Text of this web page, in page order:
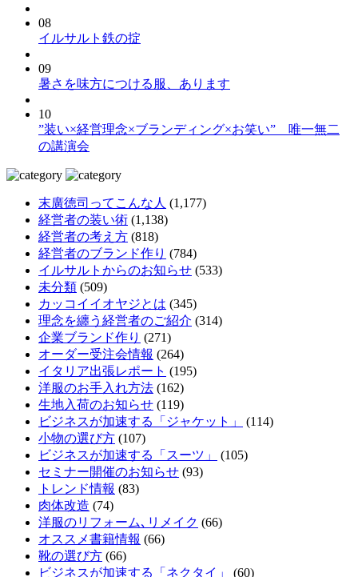
08
イルサルト鉄の掟
09
暑さを味方につける服、あります
10
”装い×経営理念×ブランディング×お笑い” 唯一無二
の講演会
末廣徳司ってこんな人 (1,177)
経営者の装い術 (1,138)
経営者の考え方 (818)
経営者のブランド作り (784)
イルサルトからのお知らせ (533)
未分類 (509)
カッコイイオヤジとは (345)
理念を纏う経営者のご紹介 (314)
企業ブランド作り (271)
オーダー受注会情報 (264)
イタリア出張レポート (195)
洋服のお手入れ方法 (162)
生地入荷のお知らせ (119)
ビジネスが加速する「ジャケット」
(114)
小物の選び方 (107)
ビジネスが加速する「スーツ」
(105)
セミナー開催のお知らせ (93)
トレンド情報 (83)
肉体改造 (74)
洋服のリフォーム､リメイク (66)
オススメ書籍情報 (66)
靴の選び方 (66)
ビジネスが加速する「ネクタイ」
(60)